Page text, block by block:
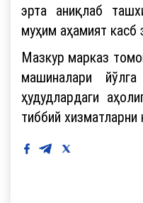
эрта аниқлаб
муҳим аҳамият касб
Мазкур марказ
машиналари
ҳудудлардаги
тиббий хизматларни